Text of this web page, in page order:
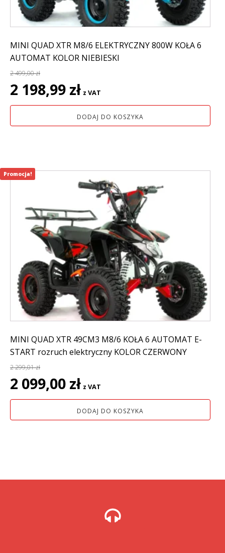
MINI QUAD XTR M8/6 ELEKTRYCZNY 800W KOŁA 6
AUTOMAT KOLOR NIEBIESKI
2 499,00zł
Pierwotna
cena
wynosiła:
2 198,99 zł cena
wynosi:
2
z VAT
DODAJ DO KOSZYKA
MINI QUAD XTR 49CM3 M8/6 KOŁA 6 AUTOMAT E-
START rozruch elektryczny KOLOR CZERWONY
2 299,01zł
Pierwotna
cena
wynosiła:
2 099,00 zł cena
wynosi:
2
z VAT
DODAJ DO KOSZYKA
Promocja!